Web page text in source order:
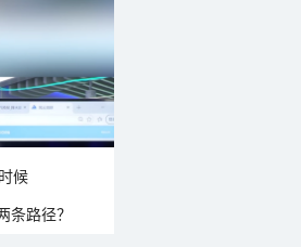
候
条路径？